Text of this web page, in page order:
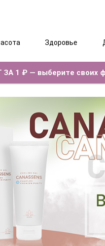
Здоровье
1 ₽ — выберите своих